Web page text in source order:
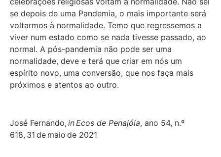
se depois de uma Pandemia, o mais importante será
voltarmos à normalidade. Temo que regressemos a
viver num estado como se nada tivesse passado, ao
normal. A pós-pandemia não pode ser uma
normalidade, deve e terá que criar em nós um
espírito novo, uma conversão, que nos faça mais
próximos e atentos ao outro.
José Fernando, in Ecos de Penajóia, ano 54, n.º
618, 31 de maio de 2021